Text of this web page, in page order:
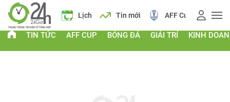
Giá vàng Lịch Tin mới AFF Cup Điểm
TIN TỨC AFF CUP BÓNG ĐÁ GIẢI TRÍ KINH